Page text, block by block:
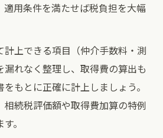
適用条件を満たせば税負担を大幅
計上できる項目（仲介手数料・測
漏れなく整理し、取得費の算出も
もとに正確に計上しましょう。
続税評価額や取得費加算の特例
。